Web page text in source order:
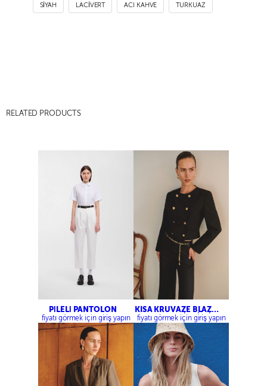
SİYAH LACİVERT ACI KAHVE TURKUAZ
RELATED PRODUCTS
PİLELİ PANTOLON
fiyatı görmek için giriş yapın
KISA KRUVAZE BLAZER
CEKET – ZİNCİRLİ
KEMERLİ CROP
PANTOLON
fiyatı görmek için giriş yapın